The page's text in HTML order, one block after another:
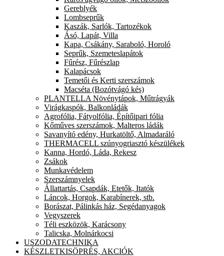
Gereblyék
Lombseprűk
Kaszák, Sarlók, Tartozékok
Ásó, Lapát, Villa
Kapa, Csákány, Saraboló, Horoló
Seprűk, Szemeteslapátok
Fűrész, Fűrészlap
Kalapácsok
Temetői és Kerti szerszámok
Macséta (Bozótvágó kés)
PLANTELLA Növénytápok, Műtrágyák
Virágkaspók, Balkonládák
Agrofólia, Fátyolfólia, Építőipari fólia
Kőműves szerszámok, Malteros ládák
Savanyító edény, Hurkatöltő, Almadaráló
THERMACELL szúnyogriasztó készülékek
Kanna, Hordó, Láda, Rekesz
Zsákok
Munkavédelem
Szerszámnyelek
Állattartás, Csapdák, Etetők, Itatók
Láncok, Horgok, Karabínerek, stb.
Borászat, Pálinkás ház, Segédanyagok
Vegyszerek
Téli eszközök, Karácsony
Talicska, Molnárkocsi
USZODATECHNIKA
KÉSZLETKISÖPRÉS, AKCIÓK